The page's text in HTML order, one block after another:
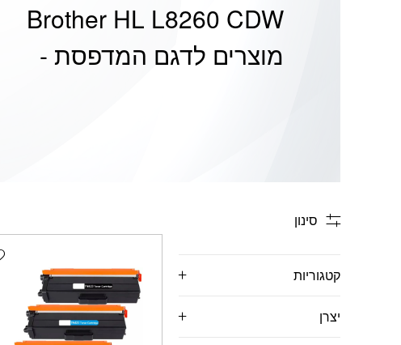
Brother HL L8260 CDW
מוצרים לדגם המדפסת -
סינון
קטגוריות
יצרן